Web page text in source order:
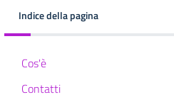
Indice della pagina
Cos'è
Contatti